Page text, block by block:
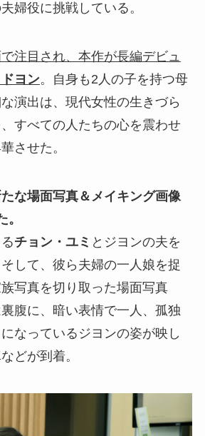
婦役に挑戦している。
注目され、本作が長編デビュ
ヨン。自身も2人の子を持つ母
演出は、現代女性の生きづら
すべての人たちの心を震わせ
させた。
な場面写真＆メイキング画像
チョン・ユミ とジヨンの夫を
して、彼ら夫婦の一人娘を捉
写真を切り取った場面写真
腹に、暗い表情で一人、孤独
なっているジヨンの姿が映し
どが到着。